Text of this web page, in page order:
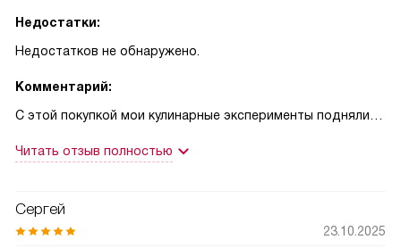
Недостатки:
Недостатков не обнаружено.
Комментарий:
С этой покупкой мои кулинарные эксперименты поднялись
незаменимым помощником на моей кухне. Управление
выбирать нужные режимы.
Читать отзыв полностью
Сергей
23.10.2025